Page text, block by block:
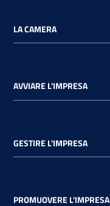
LA CAMERA
AVVIARE L'IMPRESA
GESTIRE L'IMPRESA
PROMUOVERE L'IMPRESA